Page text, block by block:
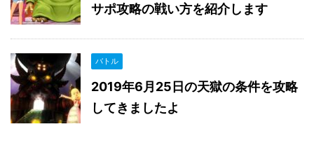
サポ攻略の戦い方を紹介します
バトル
2019年6月25日の天獄の条件を攻略
してきましたよ